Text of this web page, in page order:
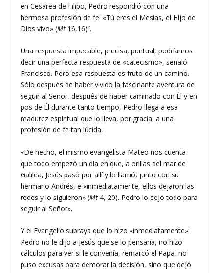
en Cesarea de Filipo, Pedro respondió con una
hermosa profesión de fe: «Tú eres el Mesías, el Hijo de
Dios vivo» (Mt 16,16)”.
Una respuesta impecable, precisa, puntual, podríamos
decir una perfecta respuesta de «catecismo», señaló
Francisco. Pero esa respuesta es fruto de un camino.
Sólo después de haber vivido la fascinante aventura de
seguir al Señor, después de haber caminado con Él y en
pos de Él durante tanto tiempo, Pedro llega a esa
madurez espiritual que lo lleva, por gracia, a una
profesión de fe tan lúcida.
«De hecho, el mismo evangelista Mateo nos cuenta
que todo empezó un día en que, a orillas del mar de
Galilea, Jesús pasó por allí y lo llamó, junto con su
hermano Andrés, e «inmediatamente, ellos dejaron las
redes y lo siguieron» (Mt 4, 20). Pedro lo dejó todo para
seguir al Señor».
Y el Evangelio subraya que lo hizo «inmediatamente»:
Pedro no le dijo a Jesús que se lo pensaría, no hizo
cálculos para ver si le convenía, remarcó el Papa, no
puso excusas para demorar la decisión, sino que dejó